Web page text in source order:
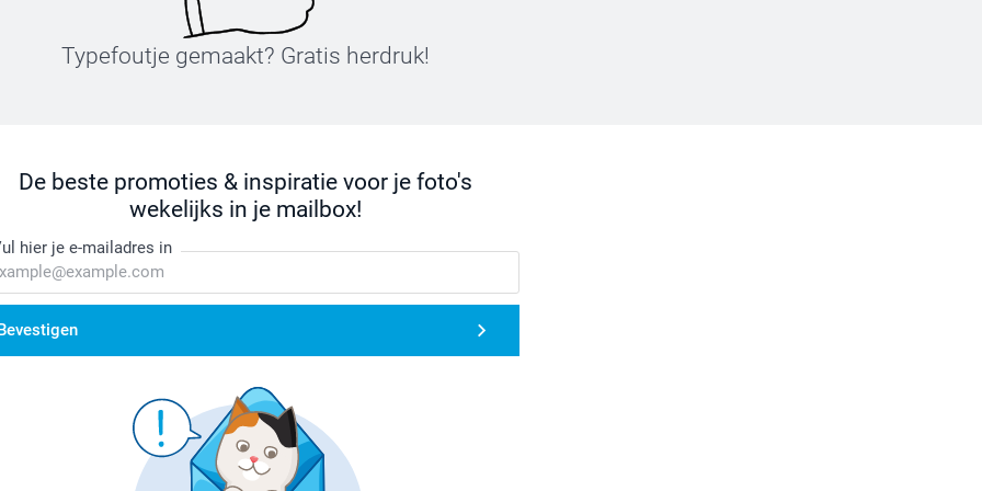
Typefoutje gemaakt? Gratis herdruk!
De beste promoties & inspiratie voor je foto's
wekelijks in je mailbox!
hier je e-mailadres in